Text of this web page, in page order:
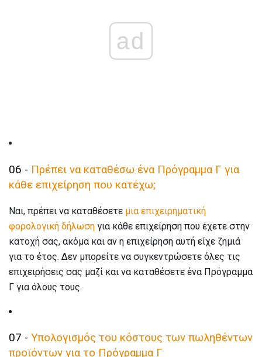
ad
06 - Πρέπει να καταθέσω ένα Πρόγραμμα Γ για
κάθε επιχείρηση που κατέχω;
Ναι, πρέπει να καταθέσετε μια επιχειρηματική
φορολογική δήλωση για κάθε επιχείρηση που έχετε στην
κατοχή σας, ακόμα και αν η επιχείρηση αυτή είχε ζημιά
για το έτος. Δεν μπορείτε να συγκεντρώσετε όλες τις
επιχειρήσεις σας μαζί και να καταθέσετε ένα Πρόγραμμα
Γ για όλους τους.
07 - Υπολογισμός του κόστους των πωληθέντων
προϊόντων για το Πρόγραμμα Γ